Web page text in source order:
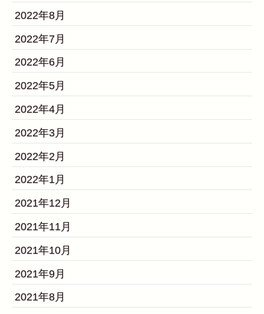
2022年8月
2022年7月
2022年6月
2022年5月
2022年4月
2022年3月
2022年2月
2022年1月
2021年12月
2021年11月
2021年10月
2021年9月
2021年8月